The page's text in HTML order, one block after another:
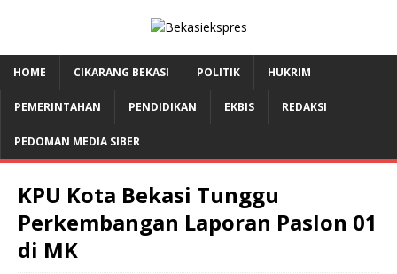
HOME CIKARANG BEKASI POLITIK HUKRIM
PEMERINTAHAN PENDIDIKAN EKBIS REDAKSI
PEDOMAN MEDIA SIBER
KPU Kota Bekasi Tunggu
Perkembangan Laporan Paslon 01
di MK